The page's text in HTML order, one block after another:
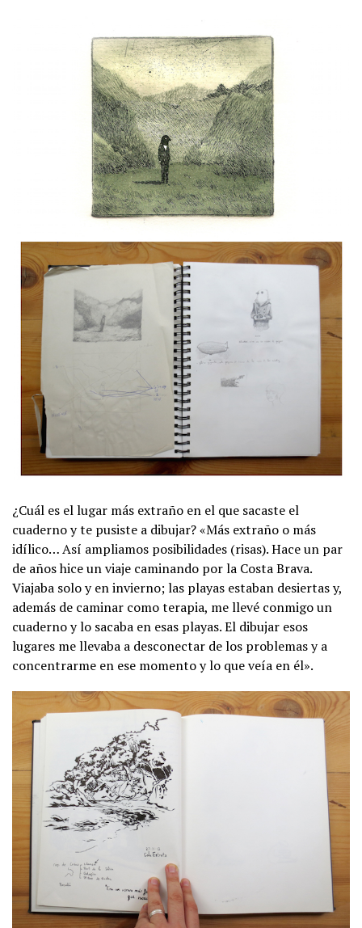
¿Cuál es el lugar más extraño en el que sacaste el
cuaderno y te pusiste a dibujar? «Más extraño o más
idílico… Así ampliamos posibilidades (risas). Hace un par
de años hice un viaje caminando por la Costa Brava.
Viajaba solo y en invierno; las playas estaban desiertas y,
además de caminar como terapia, me llevé conmigo un
cuaderno y lo sacaba en esas playas. El dibujar esos
lugares me llevaba a desconectar de los problemas y a
concentrarme en ese momento y lo que veía en él».